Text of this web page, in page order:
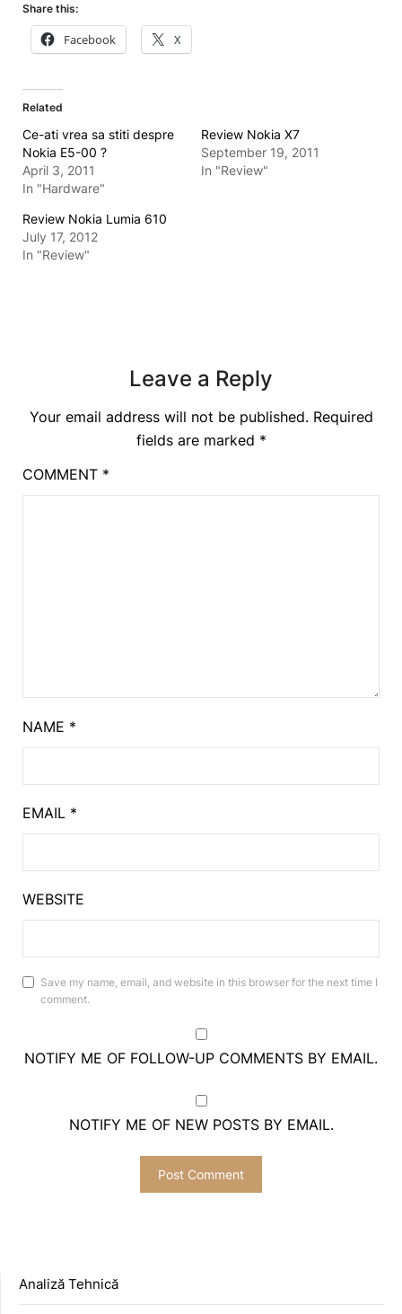
Share this:
Facebook X
Related
Ce-ati vrea sa stiti despre
Nokia E5-00 ?
April 3, 2011
In "Hardware"
Review Nokia X7
September 19, 2011
In "Review"
Review Nokia Lumia 610
July 17, 2012
In "Review"
Leave a Reply
Your email address will not be published. Required
fields are marked *
COMMENT *
NAME *
EMAIL *
WEBSITE
Save my name, email, and website in this browser for the next time I
comment.
NOTIFY ME OF FOLLOW-UP COMMENTS BY EMAIL.
NOTIFY ME OF NEW POSTS BY EMAIL.
Analiză Tehnică